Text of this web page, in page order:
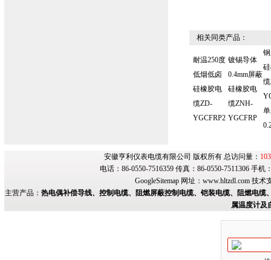
相关同类产品：
耐温250度
低烟低卤
硅橡胶电
缆ZD-
YGCFRP2
镀锡导体
0.4mm屏蔽
硅橡胶电
缆ZNH-
YGCFRP
安徽亨利仪表电缆有限公司 版权所有 总访问量：
电话：86-0550-7516359 传真：86-0550-7511306 手
GoogleSitemap网址： www.hltzdl.com技术
主营产品： 热电偶补偿导线、控制电缆、阻燃屏蔽控制电缆、铠装电缆、阻燃电
属温度计及